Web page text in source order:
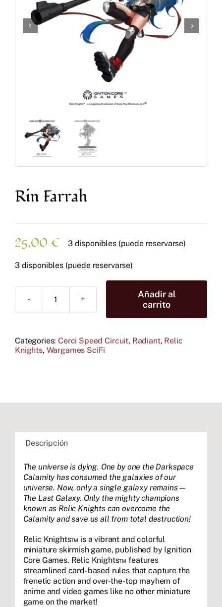
Accesorios y Hobby
Rin Farrah
25,00 € 3 disponibles (puede reservarse)
3 disponibles (puede reservarse)
Rin
Farrah
Añadir al
carrito
Categories:Cerci Speed Circuit, Radiant, Relic
Knights, Wargames SciFi
Descripción
The universe is dying. One by one the Darkspace
Calamity has consumed the galaxies of our
universe. Now, only a single galaxy remains—
The Last Galaxy. Only the mighty champions
known as Relic Knights can overcome the
Calamity and save us all from total destruction!
Relic Knights™ is a vibrant and colorful
miniature skirmish game, published by Ignition
Core Games. Relic Knights™ features
streamlined card-based rules that capture the
frenetic action and over-the-top mayhem of
anime and video games like no other miniature
game on the market!